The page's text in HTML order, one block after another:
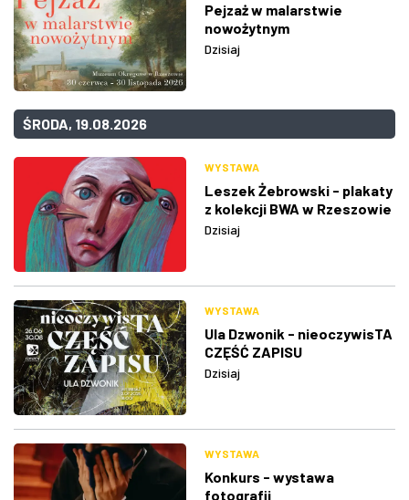
Pejzaż w malarstwie
nowożytnym
Dzisiaj
ŚRODA, 19.08.2026
WYSTAWA
Leszek Żebrowski - plakaty
z kolekcji BWA w Rzeszowie
Dzisiaj
WYSTAWA
Ula Dzwonik - nieoczywisTA
CZĘŚĆ ZAPISU
Dzisiaj
WYSTAWA
Konkurs - wystawa
fotografii